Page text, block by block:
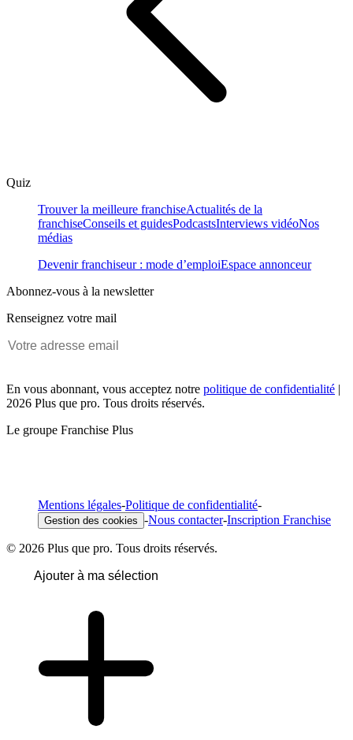
Quiz
Trouver la meilleure franchiseActualités de la
franchiseConseils et guidesPodcastsInterviews vidéoNos
médias
Devenir franchiseur : mode d’emploiEspace annonceur
Abonnez-vous à la newsletter
Renseignez votre mail
En vous abonnant, vous acceptez notre politique de confidentialité |
2026 Plus que pro. Tous droits réservés.
Le groupe Franchise Plus
Mentions légales-Politique de confidentialité-
Gestion des cookies -Nous contacter-Inscription Franchise
© 2026 Plus que pro. Tous droits réservés.
Ajouter à ma sélection